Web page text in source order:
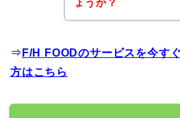
ょうか？
⇒ F/H FOODのサービスを今す
方はこちら